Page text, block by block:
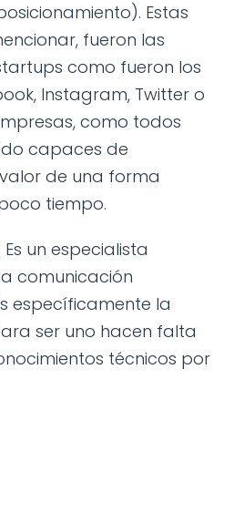
Estas
fueron las
como fueron los
Instagram, Twitter o
como todos
capaces de
de una forma
tiempo.
Es un especialista
comunicación
específicamente la
ser uno hacen falta
técnicos por